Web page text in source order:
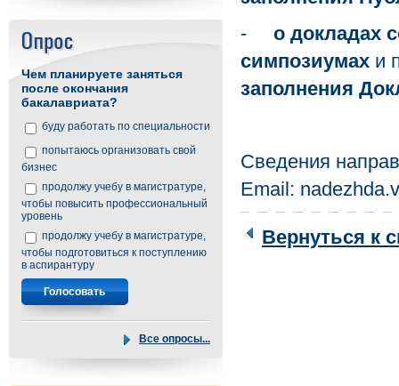
- о докладах
симпозиумах и
заполнения
Сведения
Email:
Вернуться к
Чем планируете заняться
после окончания
бакалавриата?
буду работать по специальности
попытаюсь организовать свой
бизнес
продолжу учебу в магистратуре,
чтобы повысить профессиональный
уровень
продолжу учебу в магистратуре,
чтобы подготовиться к поступлению
в аспирантуру
Все опросы...